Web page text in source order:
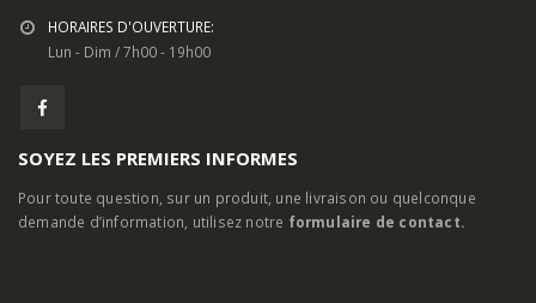
HORAIRES D'OUVERTURE:
Lun - Dim / 7h00 - 19h00
SOYEZ LES PREMIERS INFORMES
Pour toute question, sur un produit, une livraison ou quelconque
demande d’information, utilisez notre formulaire de contact.